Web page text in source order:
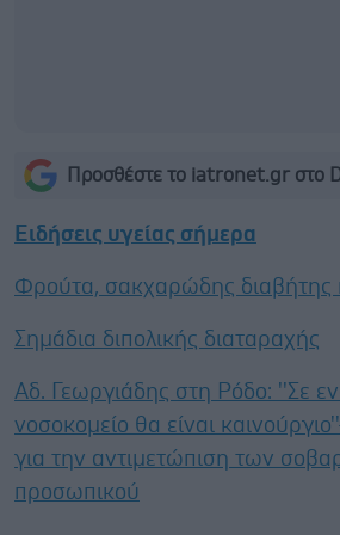
Προσθέστε το iatronet.gr στο
Ειδήσεις υγείας σήμερα
Φρούτα, σακχαρώδης διαβήτης
Σημάδια διπολικής διαταραχής
Αδ. Γεωργιάδης στη Ρόδο: ''Σε
νοσοκομείο θα είναι
για την αντιμετώπιση των
προσωπικού